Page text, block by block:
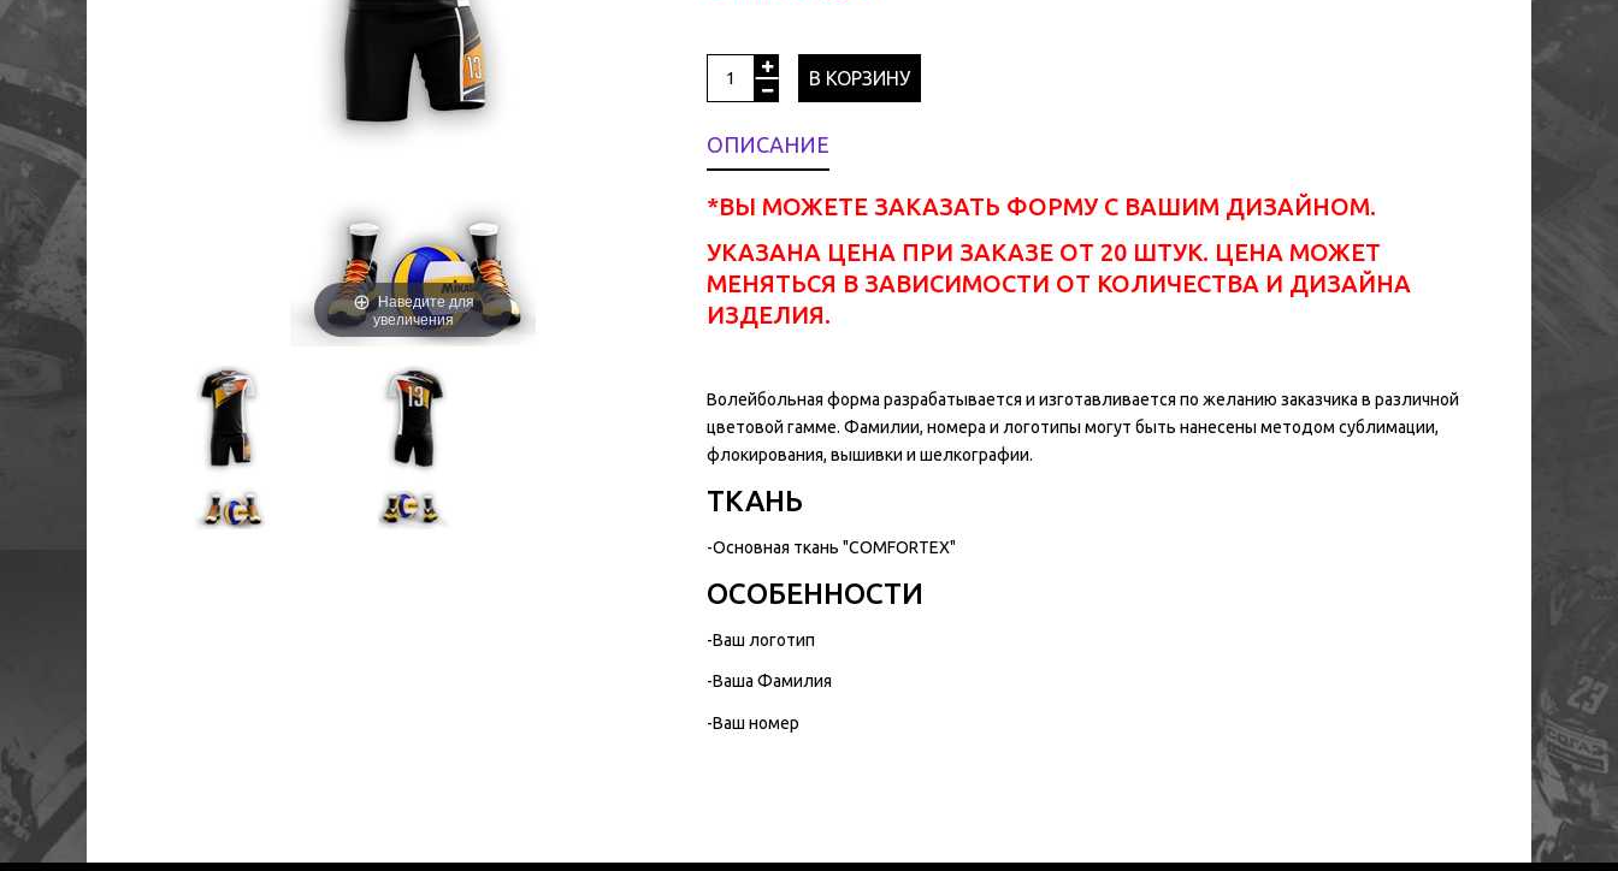
Наведите для
увеличения
В КОРЗИНУ
ОПИСАНИЕ
*ВЫ МОЖЕТЕ ЗАКАЗАТЬ ФОРМУ С ВАШИМ ДИЗАЙНОМ.
УКАЗАНА ЦЕНА ПРИ ЗАКАЗЕ ОТ 20 ШТУК. ЦЕНА МОЖЕТ
МЕНЯТЬСЯ В ЗАВИСИМОСТИ ОТ КОЛИЧЕСТВА И ДИЗАЙНА
ИЗДЕЛИЯ.
Волейбольная форма разрабатывается и изготавливается по желанию заказчика в различной
цветовой гамме. Фамилии, номера и логотипы могут быть нанесены методом сублимации,
флокирования, вышивки и шелкографии.
ТКАНЬ
-Основная ткань "COMFORTEX"
ОСОБЕННОСТИ
-Ваш логотип
-Ваша Фамилия
-Ваш номер